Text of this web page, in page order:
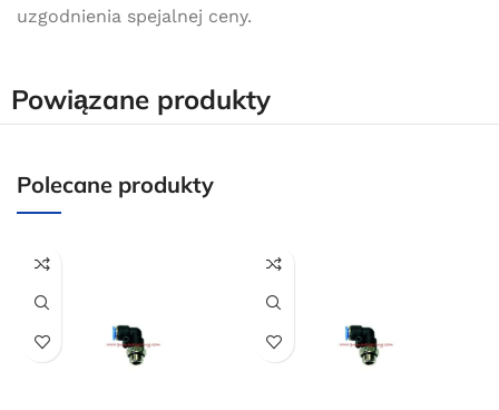
uzgodnienia spejalnej ceny.
Powiązane produkty
Polecane produkty
Darmowa dostawa
internetowym o wartości minimum 80,00 zł brutto.
Oferta ograniczona czasowo
Powered by Convert Plus